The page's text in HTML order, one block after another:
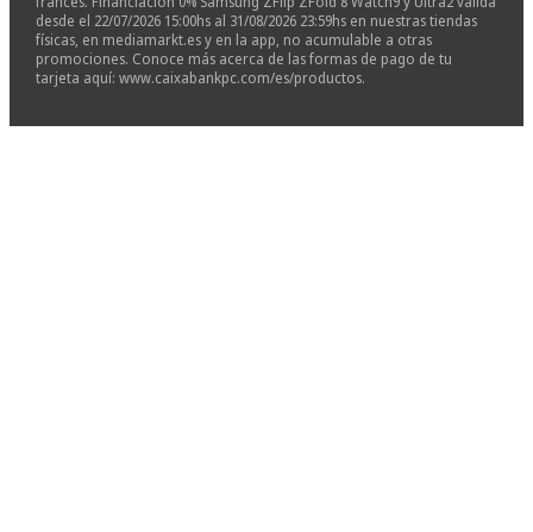
desde el 22/07/2026 15:00hs al 31/08/2026 23:59hs en nuestras tiendas
físicas, en mediamarkt.es y en la app, no acumulable a otras
promociones. Conoce más acerca de las formas de pago de tu
tarjeta aquí: www.caixabankpc.com/es/productos.